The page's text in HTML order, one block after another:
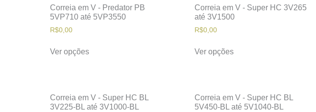
Correia em V - Predator PB
5VP710 até 5VP3550
R$0,00
Ver opções
Correia em V - Super HC 3V265
até 3V1500
R$0,00
Ver opções
Correia em V - Super HC BL
3V225-BL até 3V1000-BL
Correia em V - Super HC BL
5V450-BL até 5V1040-BL